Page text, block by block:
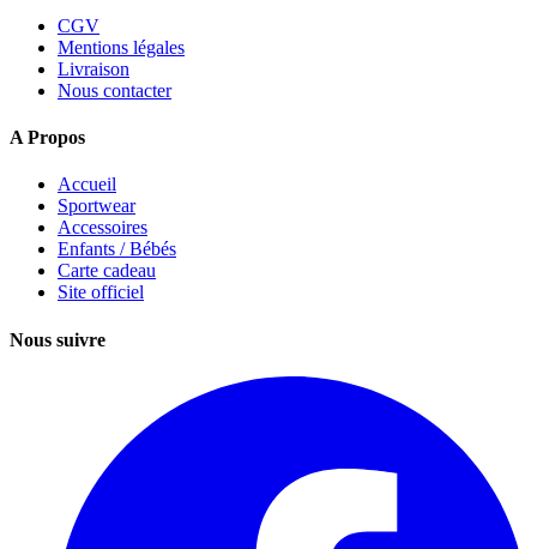
CGV
Mentions légales
Livraison
Nous contacter
A Propos
Accueil
Sportwear
Accessoires
Enfants / Bébés
Carte cadeau
Site officiel
Nous suivre